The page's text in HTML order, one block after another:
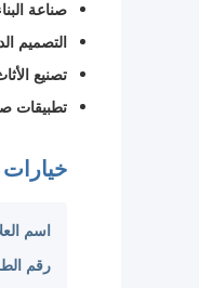
صناعة
التصميم
تصنيع
تطبيقات
اسم
رقم